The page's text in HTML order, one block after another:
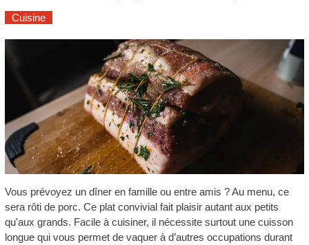
Cuisine
Vous prévoyez un dîner en famille ou entre amis ? Au menu, ce
sera rôti de porc. Ce plat convivial fait plaisir autant aux petits
qu'aux grands. Facile à cuisiner, il nécessite surtout une cuisson
longue qui vous permet de vaquer à d’autres occupations durant